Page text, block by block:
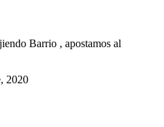
Barrio , apostamos al
2020